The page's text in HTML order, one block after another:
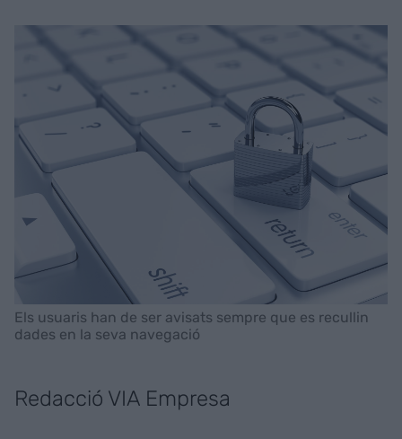
Els usuaris han de ser avisats sempre que es recullin
dades en la seva navegació
Redacció VIA Empresa